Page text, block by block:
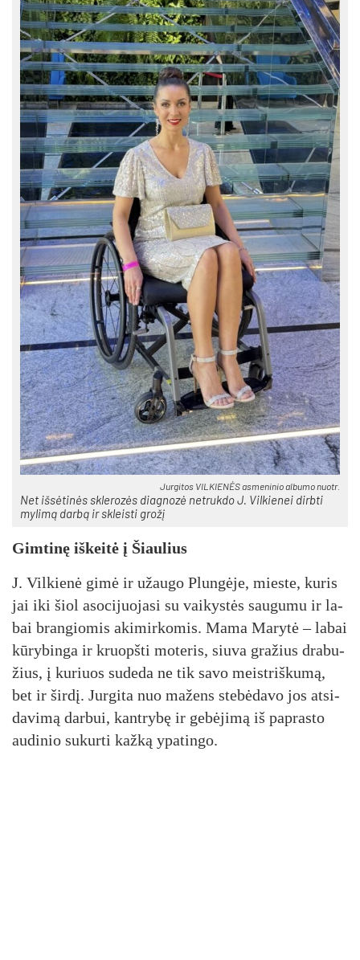
Jur­gi­tos VIL­KIE­NĖS as­me­ni­nio al­bu­mo nuo­tr.
Net iš­sė­ti­nės skle­ro­zės diag­no­zė ne­truk­do J. Vil­kie­nei dirb­ti
my­li­mą dar­bą ir skleis­ti gro­žį
Gim­ti­nę iš­kei­tė į Šiau­lius
J. Vil­kie­nė gi­mė ir užau­go Plun­gė­je, mies­te, ku­ris
jai iki šiol aso­ci­juo­ja­si su vai­kys­tės sau­gu­mu ir la­
bai bran­gio­mis aki­mir­ko­mis. Ma­ma Ma­ry­tė – la­bai
kū­ry­bin­ga ir kruopš­ti mo­te­ris, siu­va gra­žius dra­bu­
žius, į ku­riuos su­de­da ne tik sa­vo meist­riš­ku­mą,
bet ir šir­dį. Jur­gi­ta nuo ma­žens ste­bė­da­vo jos at­si­
da­vi­mą dar­bui, kant­ry­bę ir ge­bė­ji­mą iš pa­pras­to
au­di­nio su­kur­ti kaž­ką ypa­tin­go.